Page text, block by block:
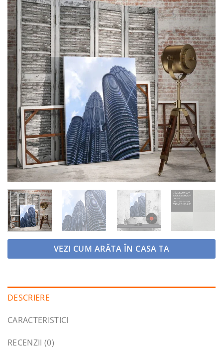
Adaugă
la
favorite
VEZI CUM ARĂTA ÎN CASA TA
DESCRIERE
CARACTERISTICI
RECENZII (0)